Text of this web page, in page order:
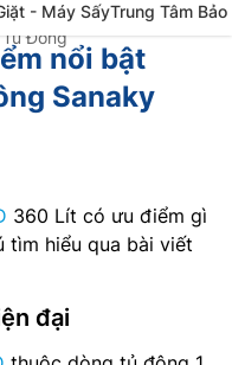
- Máy SấyTrung Tâm Bảo
Tủ Đông
nổi bật
Sanaky
360 Lít có ưu điểm gì
tìm hiểu qua bài viết
đại